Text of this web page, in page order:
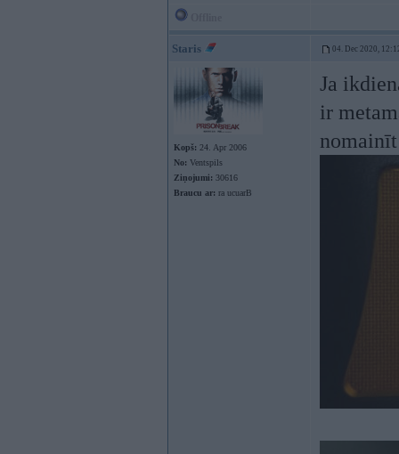
Staris 04. Dec 2020,
Kopš: 24. Apr 2006
No: Ventspils
Ziņojumi: 30616
Braucu ar: ra ucuarB
Ja
ir